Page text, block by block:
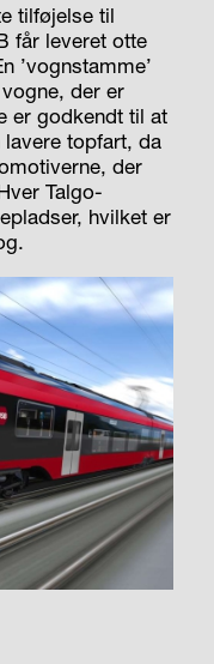
tilføjelse til
får leveret otte
’vognstamme’
der er
er godkendt til at
topfart, da
der
Talgo-
hvilket er